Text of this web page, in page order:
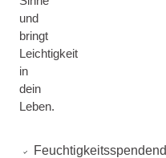
und
bringt
Leichtigkeit
in
dein
Leben.
Feuchtigkeitsspendend